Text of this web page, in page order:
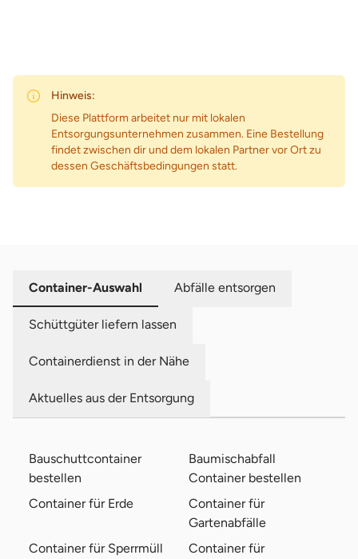
Hinweis:
Diese Plattform arbeitet nur mit lokalen
Entsorgungsunternehmen zusammen. Eine Bestellung
findet zwischen dir und dem lokalen Partner vor Ort zu
dessen Geschäftsbedingungen statt.
Container-Auswahl Abfälle entsorgen
Schüttgüter liefern lassen
Containerdienst in der Nähe
Aktuelles aus der Entsorgung
Bauschuttcontainer
bestellen
Baumischabfall
Container bestellen
Container für Erde
Container für
Gartenabfälle
Container für Sperrmüll
Container für